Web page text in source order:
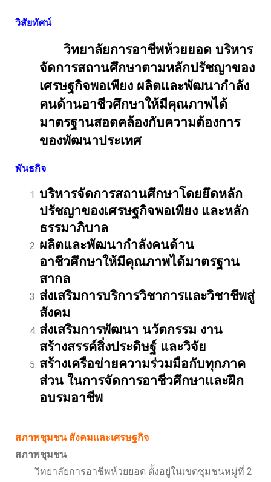
วิสัยทัศน์
วิทยาลัยการอาชีพห้วยยอด บริหาร
จัดการสถานศึกษาตามหลักปรัชญาของ
เศรษฐกิจพอเพียง ผลิตและพัฒนากำลัง
คนด้านอาชีวศึกษาให้มีคุณภาพได้
มาตรฐานสอดคล้องกับความต้องการ
ของพัฒนาประเทศ
พันธกิจ
บริหารจัดการสถานศึกษาโดยยึดหลัก
ปรัชญาของเศรษฐกิจพอเพียง และหลัก
ธรรมาภิบาล
ผลิตและพัฒนากำลังคนด้าน
อาชีวศึกษาให้มีคุณภาพได้มาตรฐาน
สากล
ส่งเสริมการบริการวิชาการและวิชาชีพสู่
สังคม
ส่งเสริมการพัฒนา นวัตกรรม งาน
สร้างสรรค์สิ่งประดิษฐ์ และวิจัย
สร้างเครือข่ายความร่วมมือกับทุกภาค
ส่วน ในการจัดการอาชีวศึกษาและฝึก
อบรมอาชีพ
สภาพชุมชน สังคมและเศรษฐกิจ
สภาพชุมชน
วิทยาลัยการอาชีพห้วยยอด ตั้งอยู่ในเขตชุมชนหมู่ที่ 2